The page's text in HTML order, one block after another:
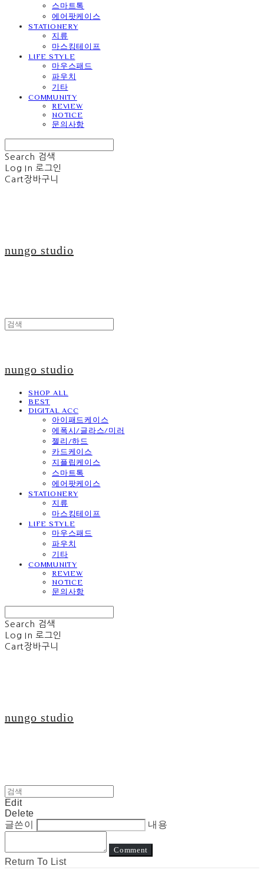
스마트톡
에어팟케이스
STATIONERY
지류
마스킹테이프
LIFE STYLE
마우스패드
파우치
기타
COMMUNITY
REVIEW
NOTICE
문의사항
Search 검색
Log In 로그인
Cart장바구니
nungo studio
nungo studio
SHOP ALL
BEST
DIGITAL ACC
아이패드케이스
에폭시/글라스/미러
젤리/하드
카드케이스
지플립케이스
스마트톡
에어팟케이스
STATIONERY
지류
마스킹테이프
LIFE STYLE
마우스패드
파우치
기타
COMMUNITY
REVIEW
NOTICE
문의사항
Search 검색
Log In 로그인
Cart장바구니
nungo studio
Edit
Delete
글쓴이
내용
Comment
Return To List